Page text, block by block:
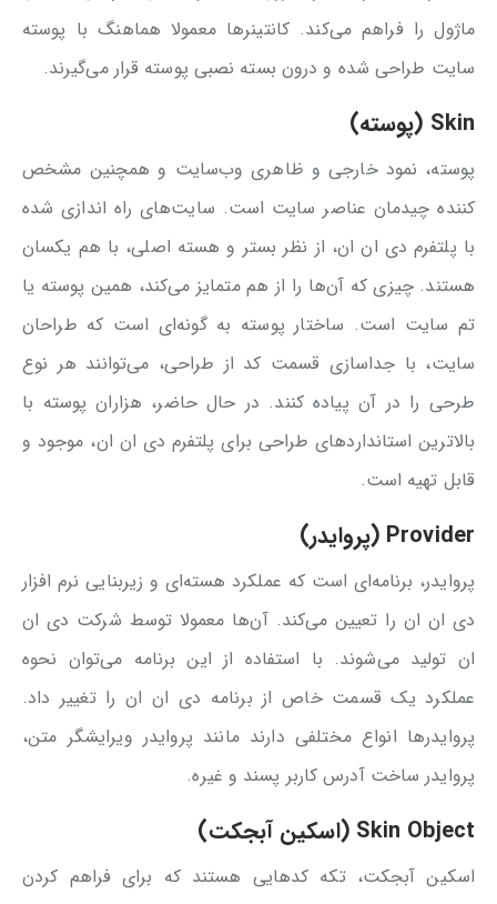
ماژول را فراهم می‌کند. کانتینرها معمولا هماهنگ با پوسته
سایت طراحی شده و درون بسته نصبی پوسته قرار می‌گیرند.
Skin (پوسته)
پوسته، نمود خارجی و ظاهری وب‌سایت و همچنین مشخص
کننده چیدمان عناصر سایت است. سایت‌های راه اندازی شده
با پلتفرم دی ان ان، از نظر بستر و هسته اصلی، با هم یکسان
هستند. چیزی که آن‌ها را از هم متمایز می‌کند، همین پوسته یا
تم سایت است. ساختار پوسته به گونه‌ای است که طراحان
سایت، با جداسازی قسمت کد از طراحی، می‌توانند هر نوع
طرحی را در آن پیاده کنند. در حال حاضر، هزاران پوسته با
بالاترین استانداردهای طراحی برای پلتفرم دی ان ان، موجود و
قابل تهیه است.
Provider (پروایدر)
پروایدر، برنامه‌ای است که عملکرد هسته‌ای و زیربنایی نرم افزار
دی ان ان را تعیین می‌کند. آن‌ها معمولا توسط شرکت دی ان
ان تولید می‌شوند. با استفاده از این برنامه می‌توان نحوه
عملکرد یک قسمت خاص از برنامه دی ان ان را تغییر داد.
پروایدرها انواع مختلفی دارند مانند پروایدر ویرایشگر متن،
پروایدر ساخت آدرس کاربر پسند و غیره.
Skin Object (اسکین آبجکت)
اسکین آبجکت، تکه کدهایی هستند که برای فراهم کردن